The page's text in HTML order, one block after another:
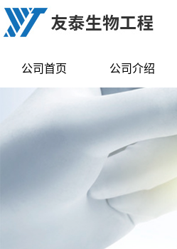
公司首页 公司介绍